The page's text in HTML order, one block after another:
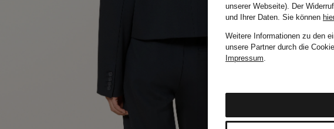
unserer Webseite). Der
und Ihrer Daten. Sie können
Weitere Informationen zu den
unsere Partner durch die
Impressum.